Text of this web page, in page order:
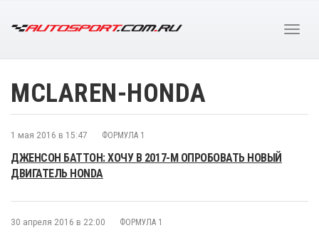
MCLAREN-HONDA
1 мая 2016 в 15:47 ФОРМУЛА 1
ДЖЕНСОН БАТТОН: ХОЧУ В 2017-М ОПРОБОВАТЬ НОВЫЙ
ДВИГАТЕЛЬ HONDA
30 апреля 2016 в 22:00 ФОРМУЛА 1